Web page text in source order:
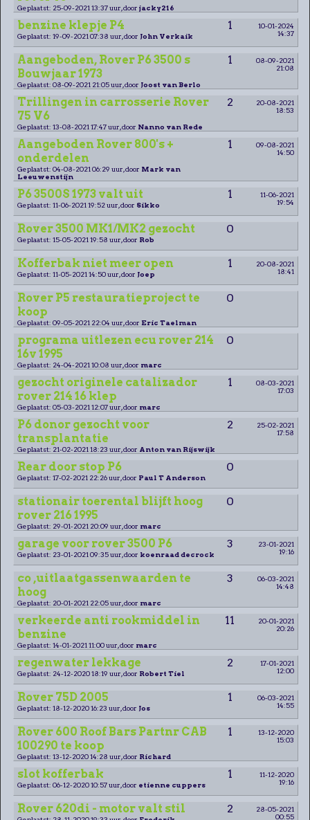
Geplaatst: 25-09-2021 13:37 uur, door jacky216
benzine klepje P4 1
10-01-2024
14:37
Geplaatst: 19-09-2021 07:38 uur, door John Verkaik
Aangeboden, Rover P6 3500 s
Bouwjaar 1973
1
08-09-2021
21:08
Geplaatst: 08-09-2021 21:05 uur, door Joost van Berlo
Trillingen in carrosserie Rover
75 V6
2
20-08-2021
18:53
Geplaatst: 13-08-2021 17:47 uur, door Nanno van Rede
Aangeboden Rover 800's +
onderdelen
1
09-08-2021
14:50
Geplaatst: 04-08-2021 06:29 uur, door Mark van
Leeuwenstijn
P6 3500S 1973 valt uit 1
11-06-2021
19:54
Geplaatst: 11-06-2021 19:52 uur, door Sikko
Rover 3500 MK1/MK2 gezocht 0
Geplaatst: 15-05-2021 19:58 uur, door Rob
Kofferbak niet meer open 1
20-08-2021
18:41
Geplaatst: 11-05-2021 14:50 uur, door Joep
Rover P5 restauratieproject te
koop
0
Geplaatst: 09-05-2021 22:04 uur, door Eric Taelman
programa uitlezen ecu rover 214
16v 1995
0
Geplaatst: 24-04-2021 10:08 uur, door marc
gezocht originele catalizador
rover 214 16 klep
1
08-03-2021
17:03
Geplaatst: 05-03-2021 12:07 uur, door marc
P6 donor gezocht voor
transplantatie
2
25-02-2021
17:58
Geplaatst: 21-02-2021 18:23 uur, door Anton van Rijswijk
Rear door stop P6 0
Geplaatst: 17-02-2021 22:26 uur, door Paul T Anderson
stationair toerental blijft hoog
rover 216 1995
0
Geplaatst: 29-01-2021 20:09 uur, door marc
garage voor rover 3500 P6 3
23-01-2021
19:16
Geplaatst: 23-01-2021 09:35 uur, door koenraad decrock
co ,uitlaatgassenwaarden te
hoog
3
06-03-2021
14:48
Geplaatst: 20-01-2021 22:05 uur, door marc
verkeerde anti rookmiddel in
benzine
11
20-01-2021
20:26
Geplaatst: 14-01-2021 11:00 uur, door marc
regenwater lekkage 2
17-01-2021
12:00
Geplaatst: 24-12-2020 18:19 uur, door Robert Tiel
Rover 75D 2005 1
06-03-2021
14:55
Geplaatst: 18-12-2020 16:23 uur, door Jos
Rover 600 Roof Bars Partnr CAB
100290 te koop
1
13-12-2020
15:03
Geplaatst: 13-12-2020 14:28 uur, door Richard
slot kofferbak 1
11-12-2020
19:16
Geplaatst: 06-12-2020 10:57 uur, door etienne cuppers
Rover 620di - motor valt stil 2
28-05-2021
00:55